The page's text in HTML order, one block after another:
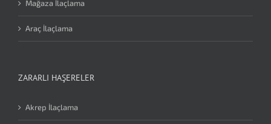
Mağaza İlaçlama
Araç İlaçlama
ZARARLI HAŞERELER
Akrep İlaçlama